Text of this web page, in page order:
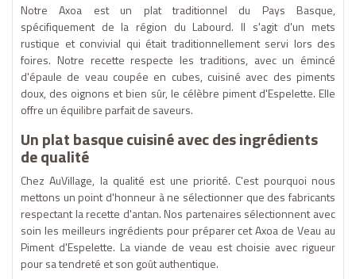
Notre Axoa est un plat traditionnel du Pays Basque,
spécifiquement de la région du Labourd. Il s'agit d'un mets
rustique et convivial qui était traditionnellement servi lors des
foires. Notre recette respecte les traditions, avec un émincé
d'épaule de veau coupée en cubes, cuisiné avec des piments
doux, des oignons et bien sûr, le célèbre piment d'Espelette. Elle
offre un équilibre parfait de saveurs.
Un plat basque cuisiné avec des ingrédients
de qualité
Chez AuVillage, la qualité est une priorité. C'est pourquoi nous
mettons un point d'honneur à ne sélectionner que des fabricants
respectant la recette d'antan. Nos partenaires sélectionnent avec
soin les meilleurs ingrédients pour préparer cet Axoa de Veau au
Piment d'Espelette. La viande de veau est choisie avec rigueur
pour sa tendreté et son goût authentique.